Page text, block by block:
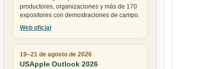
productores, organizaciones y más de 170
expositores con demostraciones de campo.
Web oficial
19–21 de agosto de 2026
USApple Outlook 2026